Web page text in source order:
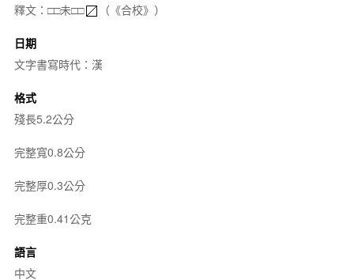
釋文：□□未□□
（《合校》）
日期
文字書寫時代：漢
格式
殘長5.2公分
完整寬0.8公分
完整厚0.3公分
完整重0.41公克
語言
中文